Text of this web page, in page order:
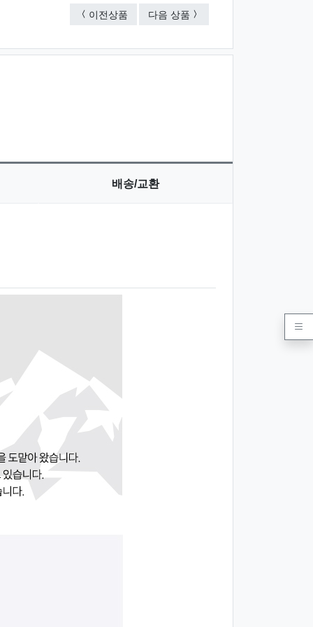
이전상품 원터치 자동 주간약통 (7칸)
다음 상품 휴대용 약통 메탈케이스 5
배송/교환